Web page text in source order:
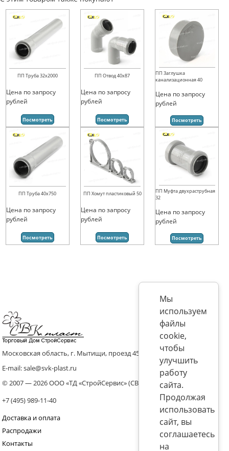
ПП Труба 32х2000
Цена по запросу
рублей
Посмотреть
ПП Отвод 40х87
Цена по запросу
рублей
Посмотреть
ПП Заглушка
канализационная 40
Цена по запросу
рублей
Посмотреть
ПП Труба 40х750
Цена по запросу
рублей
Посмотреть
ПП Хомут пластиковый 50
Цена по запросу
рублей
Посмотреть
ПП Муфта двухраструбная
32
Цена по запросу
рублей
Посмотреть
Московская область, г. Мытищи, проезд 4536 владение 8, стр.10
E-mail: sale@svk-plast.ru
© 2007 — 2026 ООО «ТД «СтройСервис» (СВК)
+7 (495) 989-11-40
Доставка и оплата
Распродажи
Контакты
Мы
используем
файлы
cookie,
чтобы
улучшить
работу
сайта.
Продолжая
использовать
сайт, вы
соглашаетесь
на